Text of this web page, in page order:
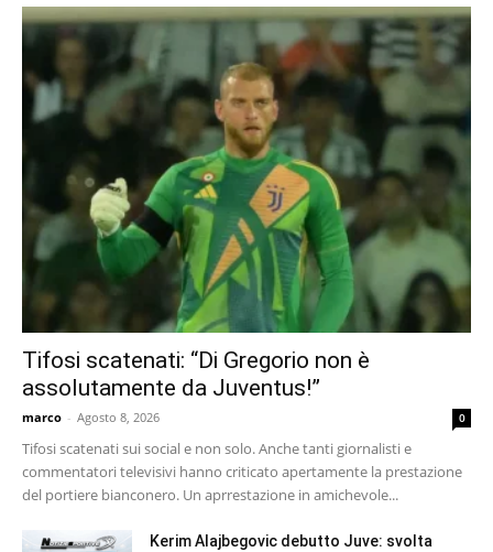
Tifosi scatenati: “Di Gregorio non è
assolutamente da Juventus!”
marco - Agosto 8, 2026 0
Tifosi scatenati sui social e non solo. Anche tanti giornalisti e
commentatori televisivi hanno criticato apertamente la prestazione
del portiere bianconero. Un aprrestazione in amichevole...
Kerim Alajbegovic debutto Juve: svolta